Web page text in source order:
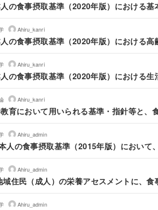
の食事摂取基準（2020年版）における基
Ahiru_kanri
の食事摂取基準（2020年版）における高
Ahiru_kanri
の食事摂取基準（2020年版）における生
Ahiru_kanri
育において用いられる基準・指針等と、
Ahiru_admin
の食事摂取基準（2015年版）において
Ahiru_admin
住民（成人）の栄養アセスメントに、食
Ahiru_admin